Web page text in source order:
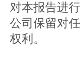
对本报告进
公司保留对
权利。